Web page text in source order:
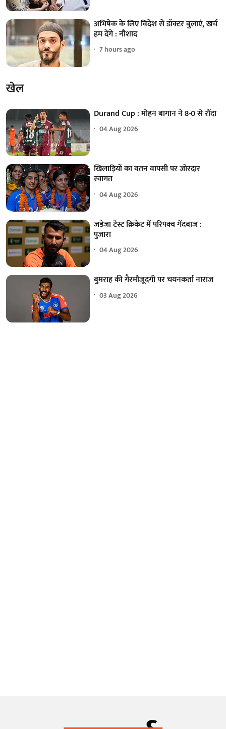
अभिषेक के लिए विदेश से डॉक्टर बुलाएं, खर्च
हम देंगे : नौशाद
7 hours ago
खेल
Durand Cup : मोहन बागान ने 8-0 से रौंदा
04 Aug 2026
खिलाड़ियों का वतन वापसी पर जोरदार
स्वागत
04 Aug 2026
जडेजा टेस्ट क्रिकेट में परिपक्व गेंदबाज :
पुजारा
04 Aug 2026
बुमराह की गैरमौजूदगी पर चयनकर्ता नाराज
03 Aug 2026